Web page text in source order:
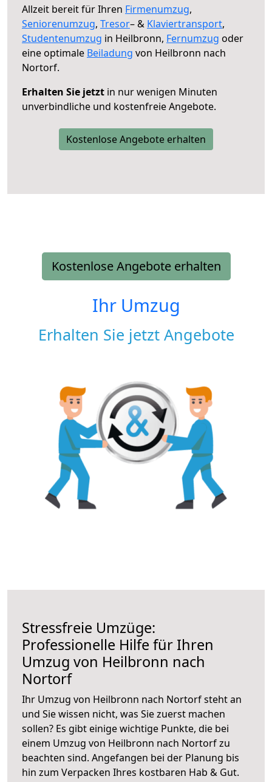
Allzeit bereit für Ihren Firmenumzug,
Seniorenumzug, Tresor– & Klaviertransport,
Studentenumzug in Heilbronn, Fernumzug oder
eine optimale Beiladung von Heilbronn nach
Nortorf.
Erhalten Sie jetzt in nur wenigen Minuten
unverbindliche und kostenfreie Angebote.
Kostenlose Angebote erhalten
Kostenlose Angebote erhalten
Ihr Umzug
Erhalten Sie jetzt Angebote
Stressfreie Umzüge:
Professionelle Hilfe für Ihren
Umzug von Heilbronn nach
Nortorf
Ihr Umzug von Heilbronn nach Nortorf steht an
und Sie wissen nicht, was Sie zuerst machen
sollen? Es gibt einige wichtige Punkte, die bei
einem Umzug von Heilbronn nach Nortorf zu
beachten sind. Angefangen bei der Planung bis
hin zum Verpacken Ihres kostbaren Hab & Gut.